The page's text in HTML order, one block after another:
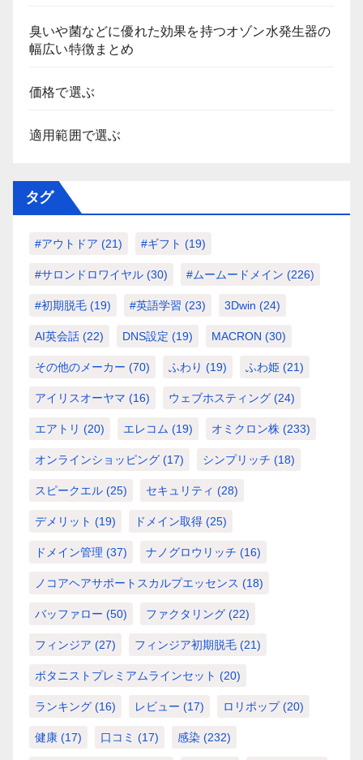
臭いや菌などに優れた効果を持つオゾン水発生器の
幅広い特徴まとめ
価格で選ぶ
適用範囲で選ぶ
タグ
#アウトドア (21) #ギフト (19)
#サロンドロワイヤル (30) #ムームードメイン (226)
#初期脱毛 (19) #英語学習 (23) 3Dwin (24)
AI英会話 (22) DNS設定 (19) MACRON (30)
その他のメーカー (70) ふわり (19) ふわ姫 (21)
アイリスオーヤマ (16) ウェブホスティング (24)
エアトリ (20) エレコム (19) オミクロン株 (233)
オンラインショッピング (17) シンプリッチ (18)
スピークエル (25) セキュリティ (28)
デメリット (19) ドメイン取得 (25)
ドメイン管理 (37) ナノグロウリッチ (16)
ノコアヘアサポートスカルプエッセンス (18)
バッファロー (50) ファクタリング (22)
フィンジア (27) フィンジア初期脱毛 (21)
ボタニストプレミアムラインセット (20)
ランキング (16) レビュー (17) ロリポップ(20)
健康 (17) 口コミ (17) 感染 (232)